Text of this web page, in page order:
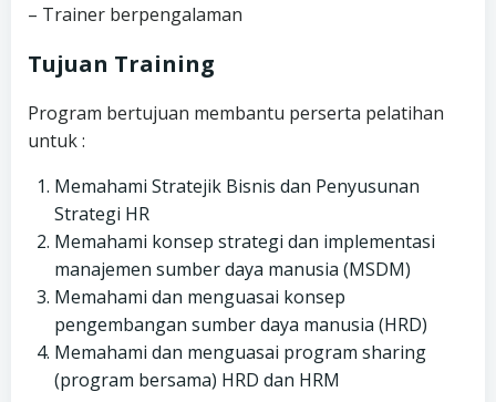
– Trainer berpengalaman
Tujuan Training
Program bertujuan membantu perserta pelatihan
untuk :
Memahami Stratejik Bisnis dan Penyusunan
Strategi HR
Memahami konsep strategi dan implementasi
manajemen sumber daya manusia (MSDM)
Memahami dan menguasai konsep
pengembangan sumber daya manusia (HRD)
Memahami dan menguasai program sharing
(program bersama) HRD dan HRM